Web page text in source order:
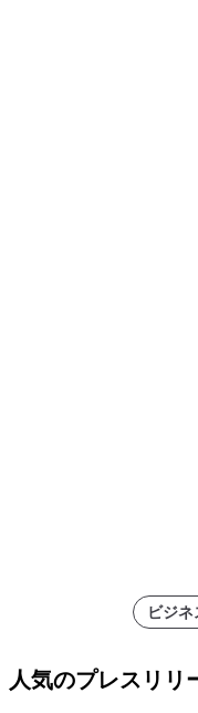
ビジ
人気のプレスリリ